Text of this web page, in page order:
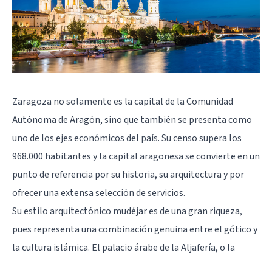
Zaragoza no solamente es la capital de la Comunidad
Autónoma de Aragón, sino que también se presenta como
uno de los ejes económicos del país. Su censo supera los
968.000 habitantes y la capital aragonesa se convierte en un
punto de referencia por su historia, su arquitectura y por
ofrecer una extensa selección de servicios.
Su estilo arquitectónico mudéjar es de una gran riqueza,
pues representa una combinación genuina entre el gótico y
la cultura islámica. El palacio árabe de la Aljafería, o la